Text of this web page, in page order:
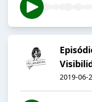
2019-06-